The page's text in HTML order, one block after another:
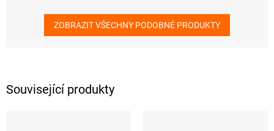
Související produkty
ZOBRAZIT VŠECHNY PODOBNÉ PRODUKTY